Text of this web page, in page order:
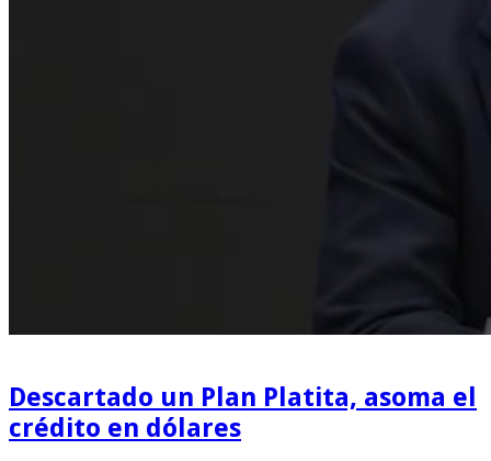
Descartado un Plan Platita, asoma el
crédito en dólares